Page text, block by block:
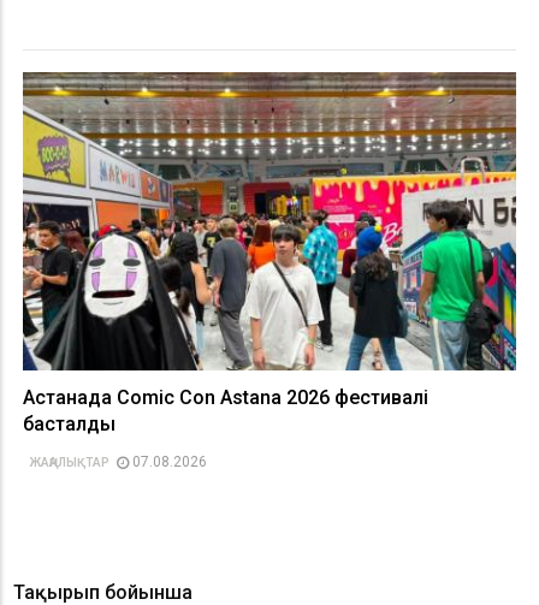
Астанада Comic Con Astana 2026 фестивалі
басталды
ЖАҢАЛЫҚТАР 07.08.2026
Тақырып бойынша